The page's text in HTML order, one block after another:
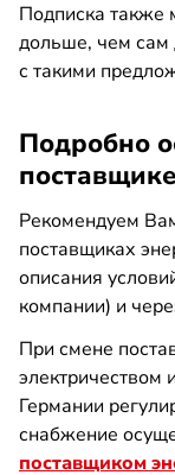
Подписка также
дольше, чем сам
с такими
Подробно
Рекомендуем
поставщиках
описания
компании) и
При смене
Германии
снабжение
поставщиком